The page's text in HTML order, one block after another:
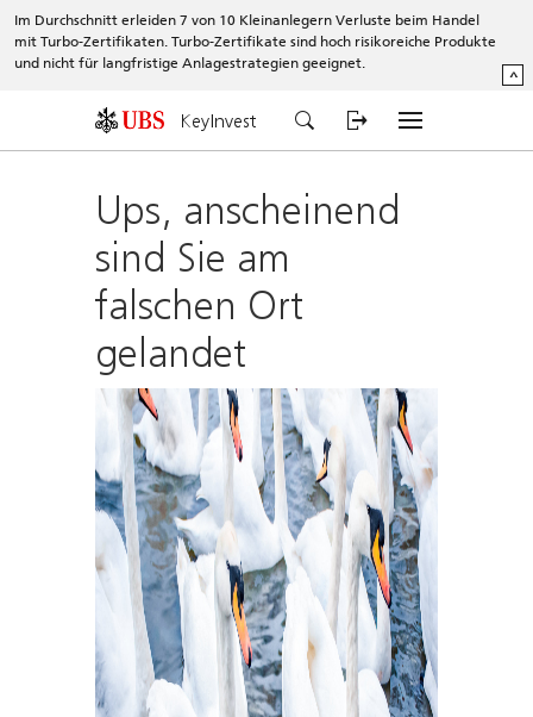
Im Durchschnitt erleiden 7 von 10 Kleinanlegern Verluste beim Handel
mit Turbo-Zertifikaten. Turbo-Zertifikate sind hoch risikoreiche Produkte
und nicht für langfristige Anlagestrategien geeignet.
^
KeyInvest
Ups, anscheinend
sind Sie am
falschen Ort
gelandet